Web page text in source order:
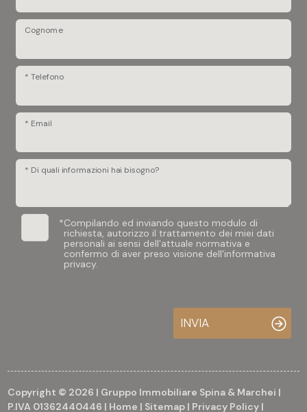
Cognome
* Telefono
* Email
* Di quali informazioni hai bisogno?
*Compilando ed inviando questo modulo di
richiesta, autorizzo il trattamento dei miei dati
personali ai sensi dell'attuale normativa e
confermo di aver preso visione dell'informativa
privacy.
INVIA
Copyright © 2026 | Gruppo Immobiliare Spina & Marchei |
P.IVA 01362440446 | Home | Sitemap | Privacy Policy |